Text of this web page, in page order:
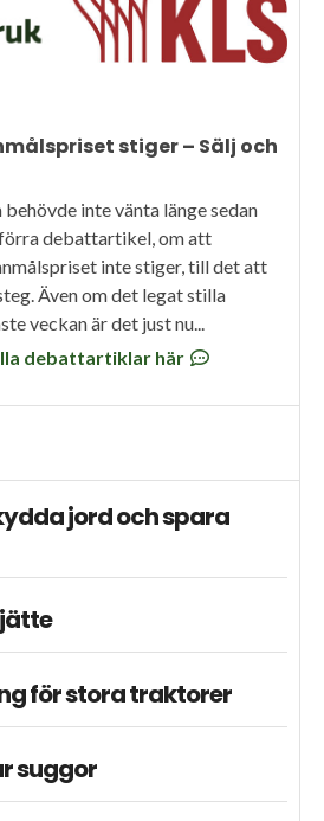
stiger – Sälj och
behövde inte vänta länge sedan
debattartikel, om att
inte stiger, till det att
Även om det legat stilla
veckan är det just nu...
debattartiklar här
jord och spara
för stora traktorer
suggor